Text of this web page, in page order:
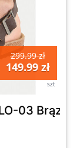
299.99 zł
149.99 zł
szt
03